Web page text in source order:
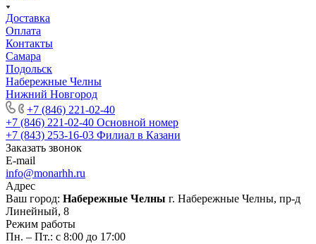
Доставка
Оплата
Контакты
Самара
Подольск
Набережные Челны
Нижний Новгород
+7 (846) 221-02-40
+7 (846) 221-02-40 Основной номер
+7 (843) 253-16-03 Филиал в Казани
Заказать звонок
E-mail
info@monarhh.ru
Адрес
Ваш город: Набережные Челны г. Набережные Челны, пр-д
Линейный, 8
Режим работы
Пн. – Пт.: с 8:00 до 17:00